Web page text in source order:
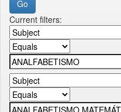
Current filters: